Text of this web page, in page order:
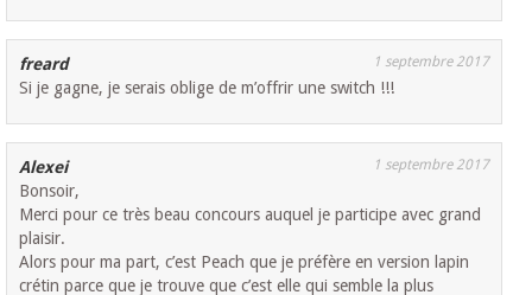
freard 1 septembre 2017
Si je gagne, je serais oblige de m’offrir une switch !!!
Alexei 1 septembre 2017
Bonsoir,
Merci pour ce très beau concours auquel je participe avec grand
plaisir.
Alors pour ma part, c’est Peach que je préfère en version lapin
crétin parce que je trouve que c’est elle qui semble la plus